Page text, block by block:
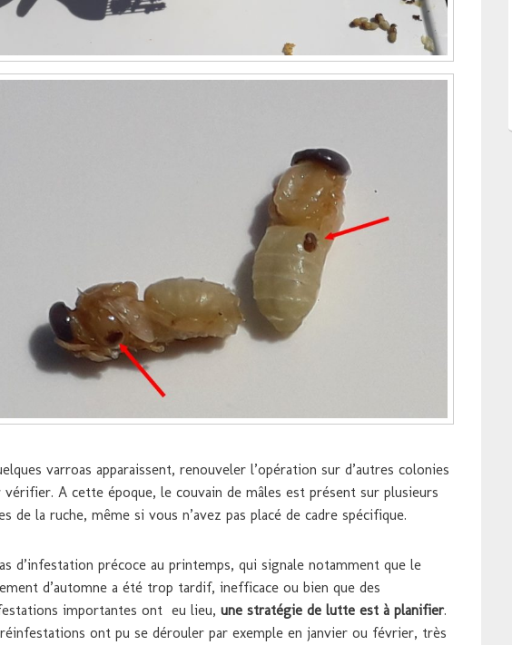
varroas apparaissent, renouveler l’opération sur d’autres colonies
vérifier. A cette époque, le couvain de mâles est présent sur plusieurs
de la ruche, même si vous n’avez pas placé de cadre spécifique.
d’infestation précoce au printemps, qui signale notamment que le
d’automne a été trop tardif, inefficace ou bien que des
importantes ont eu lieu, une stratégie de lutte est à planifier.
ont pu se dérouler par exemple en janvier ou février, très